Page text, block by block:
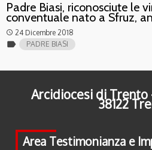
Padre Biasi, riconosciute le
conventuale nato a Sfruz,
access_time 24 Dicembre 2018
label PADRE BIASI
Arcidiocesi di Trento
38122
Area Testimonianza e